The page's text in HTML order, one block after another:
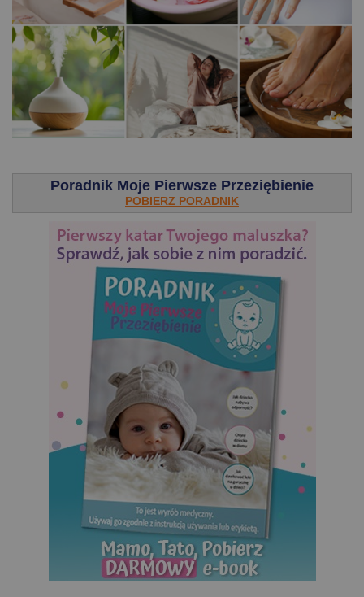
Poradnik Moje Pierwsze Przeziębienie
POBIERZ PORADNIK